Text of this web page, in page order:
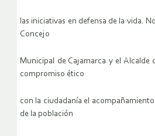
las iniciativas en defensa de la vida.
Concejo
Municipal de Cajamarca y el Alcalde
compromiso ético
con la ciudadanía el
de la población